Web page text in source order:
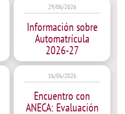
29/06/2026
Información sobre
Automatrícula
2026-27
16/06/2026
Encuentro con
ANECA: Evaluación